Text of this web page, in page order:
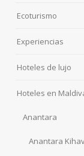
Ecoturismo
Experiencias
Hoteles de lujo
Hoteles en
Anantara
Anantara